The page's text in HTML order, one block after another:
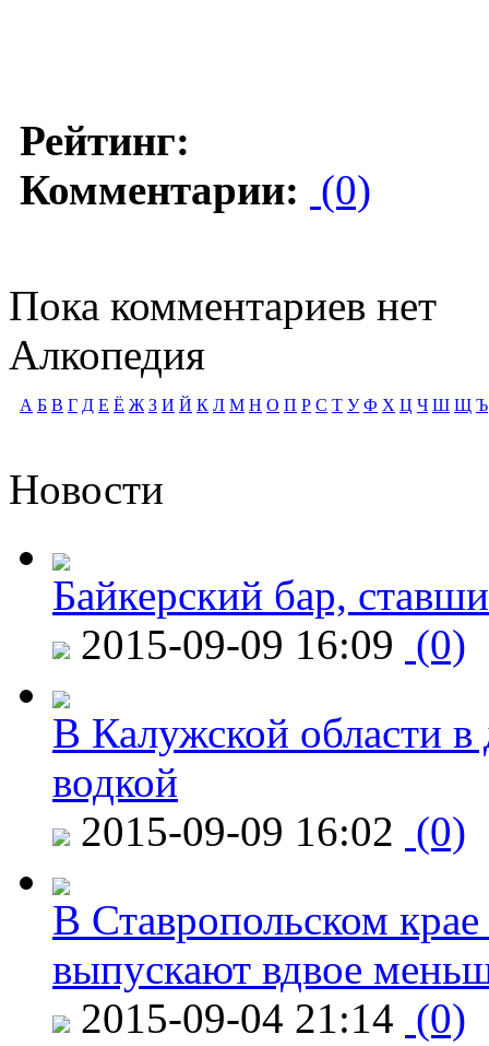
Рейтинг:
Комментарии: (0)
Пока комментариев нет
Алкопедия
А Б В Г Д Е Ё Ж З И Й К Л М Н О П Р С Т У Ф Х Ц Ч Ш Щ Ъ
Новости
Байкерский бар,
2015-09-09 16:09 (0)
В Калужской области в
водкой
2015-09-09 16:02 (0)
В Ставропольском
выпускают вдвое
2015-09-04 21:14 (0)